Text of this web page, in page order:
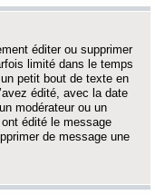
éditer ou supprimer
limité dans le temps
petit bout de texte en
édité, avec la date
modérateur ou un
édité le message
de message une